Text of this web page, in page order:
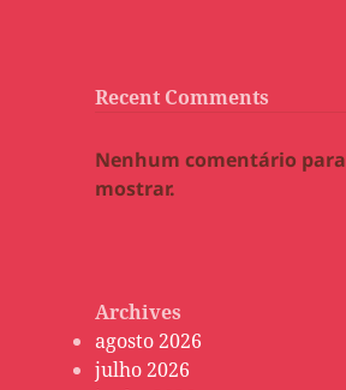
Recent Comments
Nenhum comentário para
mostrar.
Archives
agosto 2026
julho 2026